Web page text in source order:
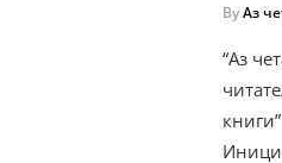
ByАз
“Аз